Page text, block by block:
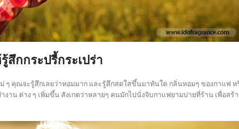
กกระปรี้กระเปร่า
คุณจะรู้สึกเลยว่าหอมมาก และรู้สึกสดใสขึ้นมาทันใด กลิ่นหอมๆ ของกาแฟ ห
น ต่าง ๆ เพิ่มขึ้น สังเกตว่าหลายๆ คนมักไปนั่งจิบกาแฟยามบ่ายที่ร้าน เพื่อสร้